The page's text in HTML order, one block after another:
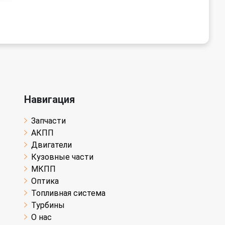
Навигация
Запчасти
АКПП
Двигатели
Кузовные части
МКПП
Оптика
Топливная система
Турбины
О нас